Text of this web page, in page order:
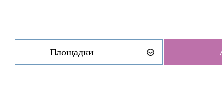
Площадки